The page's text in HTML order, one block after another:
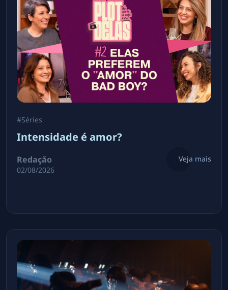
#Séries
Intensidade é amor?
Redação
02/08/2026
Veja mais